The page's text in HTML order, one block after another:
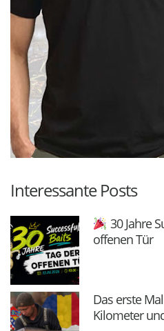
Interessante Posts
30 Jahre
offenen Tür
Das erste
Kilometer